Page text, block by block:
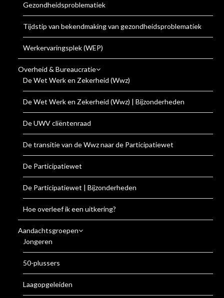
Gezondheidsproblematiek
Tijdstip van bekendmaking van gezondheidsproblematiek
Werkervaringsplek (WEP)
Overheid & Bureaucratie
De Wet Werk en Zekerheid (Wwz)
De Wet Werk en Zekerheid (Wwz) | Bijzonderheden
De UWV cliëntenraad
De transitie van de Wwz naar de Participatiewet
De Participatiewet
De Participatiewet | Bijzonderheden
Hoe overleef ik een uitkering?
Aandachtsgroepen
Jongeren
50-plussers
Laagopgeleiden